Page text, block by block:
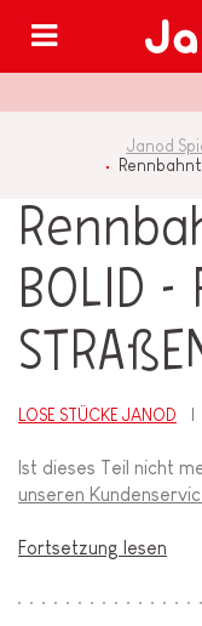
Janod
BOLID -
LOSE STÜCKE JANOD
Ist dieses Teil nicht
unseren
Fortsetzung lesen